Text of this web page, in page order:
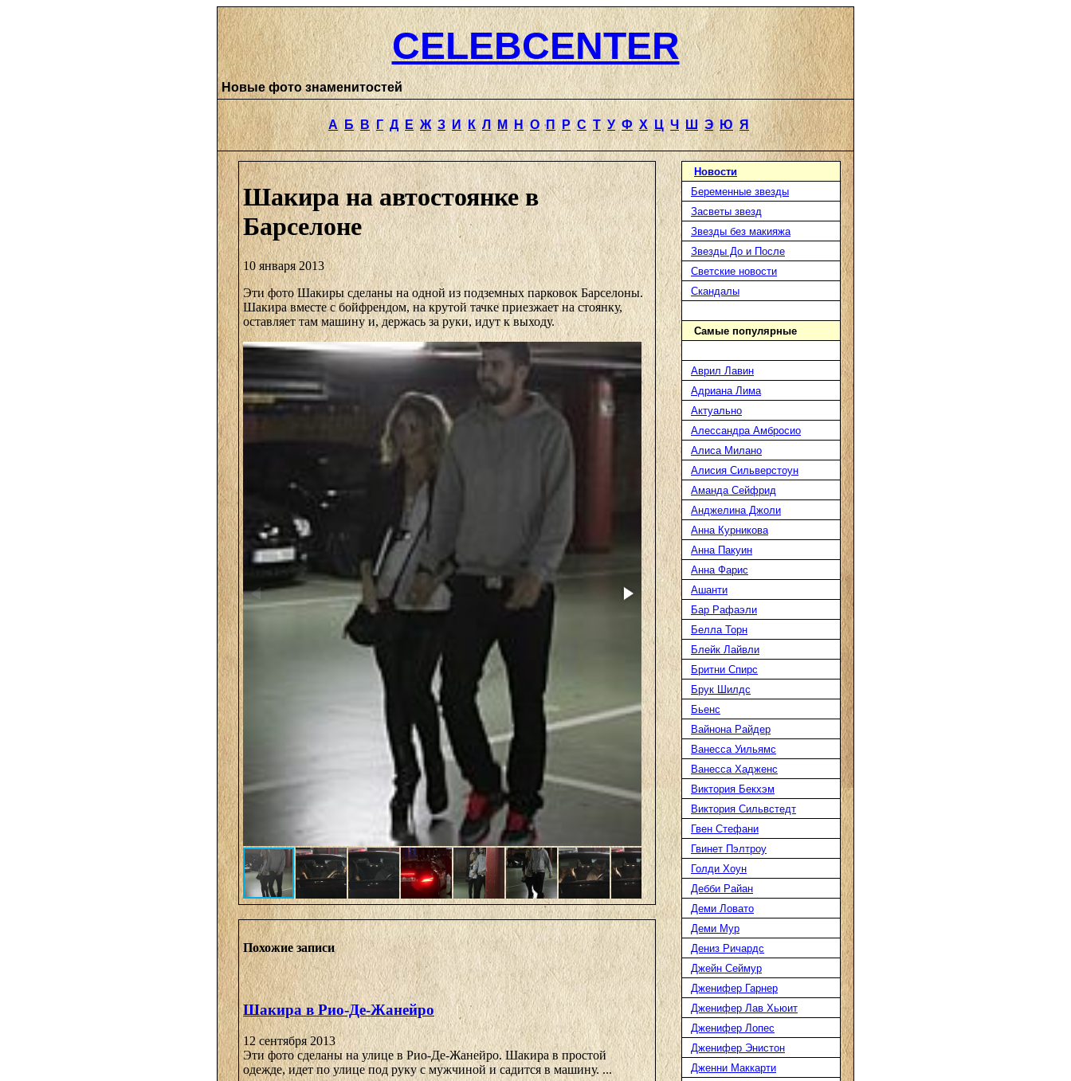
CELEBCENTER
Новые фото знаменитостей
А Б В Г Д Е Ж З И К Л М Н О П Р С Т У Ф Х Ц Ч Ш Э Ю Я
Шакира на автостоянке в
Барселоне
10 января 2013
Эти фото Шакиры сделаны на одной из подземных парковок Барселоны.
Шакира вместе с бойфрендом, на крутой тачке приезжает на стоянку,
оставляет там машину и, держась за руки, идут к выходу.
Похожие записи
Шакира в Рио-Де-Жанейро
12 сентября 2013
Эти фото сделаны на улице в Рио-Де-Жанейро. Шакира в простой
одежде, идет по улице под руку с мужчиной и садится в машину. ...
Новости
Беременные звезды
Засветы звезд
Звезды без макияжа
Звезды До и После
Светские новости
Скандалы
Самые популярные
Аврил Лавин
Адриана Лима
Актуально
Алессандра Амбросио
Алиса Милано
Алисия Сильверстоун
Аманда Сейфрид
Анджелина Джоли
Анна Курникова
Анна Пакуин
Анна Фарис
Ашанти
Бар Рафаэли
Белла Торн
Блейк Лайвли
Бритни Спирс
Брук Шилдс
Бьенс
Вайнона Райдер
Ванесса Уильямс
Ванесса Хадженс
Виктория Бекхэм
Виктория Сильвстедт
Гвен Стефани
Гвинет Пэлтроу
Голди Хоун
Дебби Райан
Деми Ловато
Деми Мур
Дениз Ричардс
Джейн Сеймур
Дженифер Гарнер
Дженифер Лав Хьюит
Дженифер Лопес
Дженифер Энистон
Дженни Маккарти